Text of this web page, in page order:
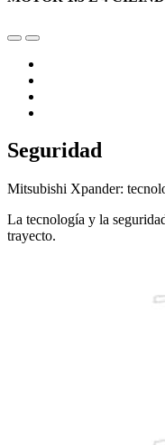
Seguridad
Mitsubishi Xpander:
La tecnología y la
trayecto.